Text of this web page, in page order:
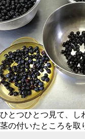
ひとつひとつ見て、し
茎の付いたところを取